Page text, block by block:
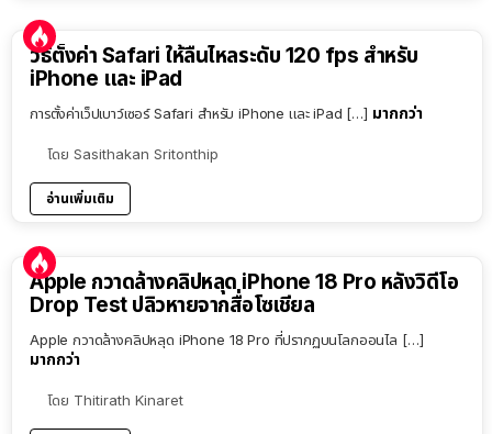
วิธีตั้งค่า Safari ให้ลื่นไหลระดับ 120 fps สำหรับ
iPhone และ iPad
การตั้งค่าเว็ปเบาว์เซอร์ Safari สำหรับ iPhone และ iPad […] มากกว่า
โดย Sasithakan Sritonthip
อ่านเพิ่มเติม
Apple กวาดล้างคลิปหลุด iPhone 18 Pro หลังวิดีโอ
Drop Test ปลิวหายจากสื่อโซเชียล
Apple กวาดล้างคลิปหลุด iPhone 18 Pro ที่ปรากฏบนโลกออนไล […]
มากกว่า
โดย Thitirath Kinaret